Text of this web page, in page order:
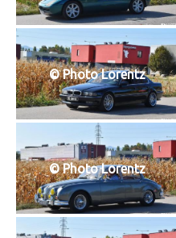
© Photo Lorentz
© Photo Lorentz